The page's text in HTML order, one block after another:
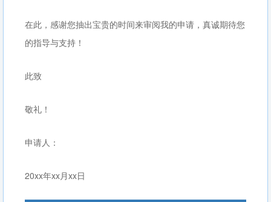
在此，感谢您抽出宝贵的时间来审阅我的申请，真诚期待您
的指导与支持！
此致
敬礼！
申请人：
20xx年xx月xx日